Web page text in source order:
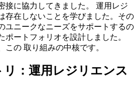
接に協力してきました。 運用レジ
存在しないことを学びました。その
ユニークなニーズをサポートするの
ポートフォリオを設計しました。
この 取り組みの中核です。
：運用レジリエンス